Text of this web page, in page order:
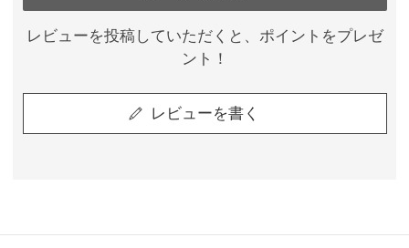
レビューを投稿していただくと、ポイントをプレゼ
ント！
レビューを書く